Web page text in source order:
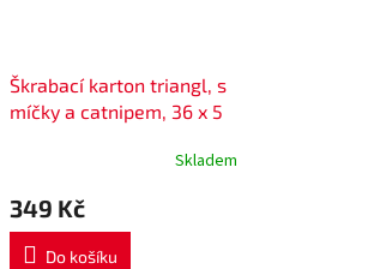
Škrabací karton triangl, s
míčky a catnipem, 36 x 5
Skladem
349 Kč
Do košíku